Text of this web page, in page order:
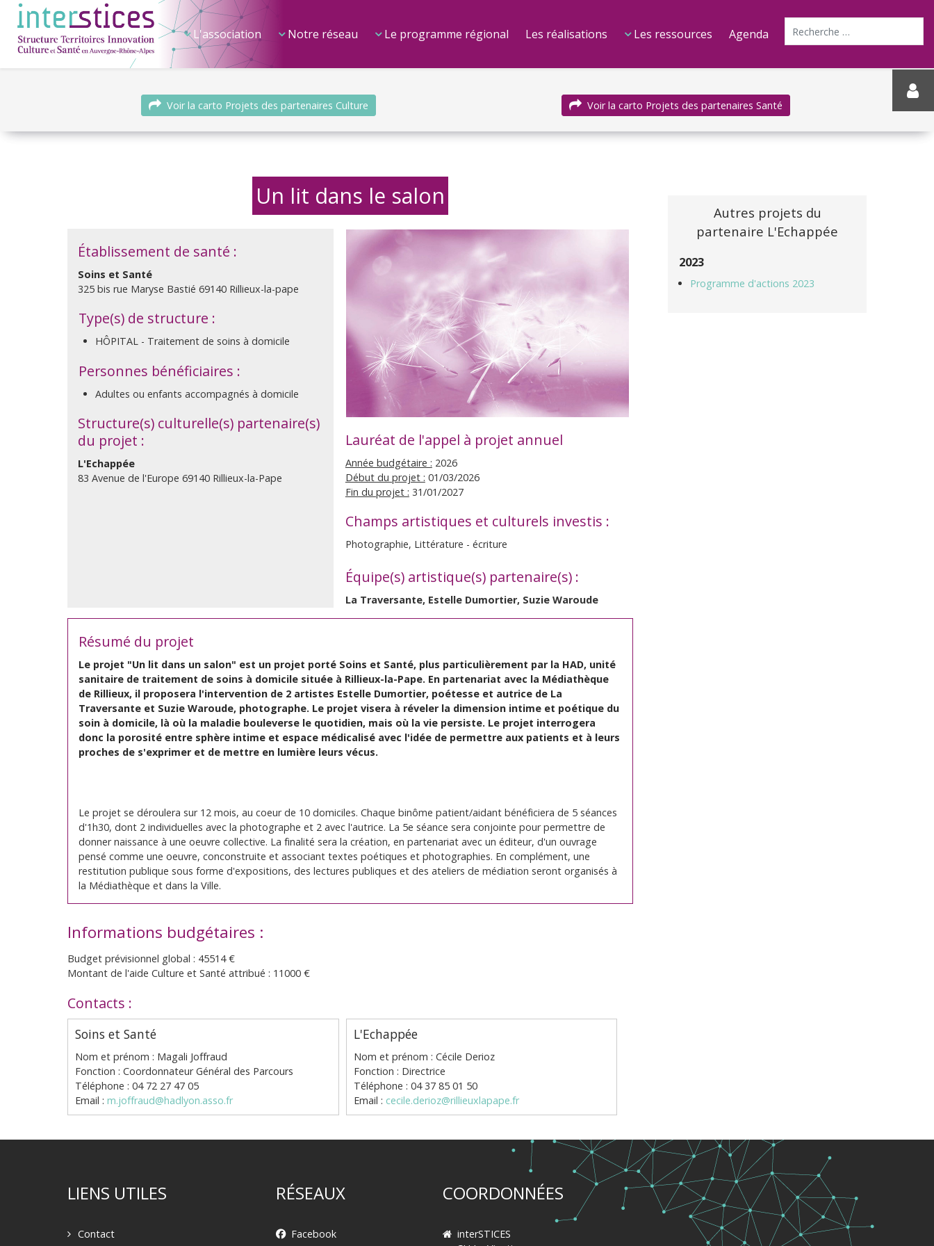
L'association Notre réseau Le programme régional Les réalisations Les ressources Agenda
Voir la carto Projets des partenaires Culture Voir la carto Projets des partenaires Santé
Un lit dans le salon
Établissement de santé :
Soins et Santé
325 bis rue Maryse Bastié 69140 Rillieux-la-pape
Type(s) de structure :
HÔPITAL - Traitement de soins à domicile
Personnes bénéficiaires :
Adultes ou enfants accompagnés à domicile
Structure(s) culturelle(s) partenaire(s)
du projet :
L'Echappée
83 Avenue de l'Europe 69140 Rillieux-la-Pape
Lauréat de l'appel à projet annuel
Année budgétaire : 2026
Début du projet : 01/03/2026
Fin du projet : 31/01/2027
Champs artistiques et culturels investis :
Photographie, Littérature - écriture
Équipe(s) artistique(s) partenaire(s) :
La Traversante, Estelle Dumortier, Suzie Waroude
Résumé du projet
Le projet "Un lit dans un salon" est un projet porté Soins et Santé, plus particulièrement par la HAD, unité
sanitaire de traitement de soins à domicile située à Rillieux-la-Pape. En partenariat avec la Médiathèque
de Rillieux, il proposera l'intervention de 2 artistes Estelle Dumortier, poétesse et autrice de La
Traversante et Suzie Waroude, photographe. Le projet visera à réveler la dimension intime et poétique du
soin à domicile, là où la maladie bouleverse le quotidien, mais où la vie persiste. Le projet interrogera
donc la porosité entre sphère intime et espace médicalisé avec l'idée de permettre aux patients et à leurs
proches de s'exprimer et de mettre en lumière leurs vécus.
Le projet se déroulera sur 12 mois, au coeur de 10 domiciles. Chaque binôme patient/aidant bénéficiera de 5 séances
d'1h30, dont 2 individuelles avec la photographe et 2 avec l'autrice. La 5e séance sera conjointe pour permettre de
donner naissance à une oeuvre collective. La finalité sera la création, en partenariat avec un éditeur, d'un ouvrage
pensé comme une oeuvre, conconstruite et associant textes poétiques et photographies. En complément, une
restitution publique sous forme d'expositions, des lectures publiques et des ateliers de médiation seront organisés à
la Médiathèque et dans la Ville.
Informations budgétaires :
Budget prévisionnel global : 45514 €
Montant de l'aide Culture et Santé attribué : 11000 €
Contacts :
Soins et Santé
Nom et prénom : Magali Joffraud
Fonction : Coordonnateur Général des Parcours
Téléphone : 04 72 27 47 05
Email : m.joffraud@hadlyon.asso.fr
L'Echappée
Nom et prénom : Cécile Derioz
Fonction : Directrice
Téléphone : 04 37 85 01 50
Email : cecile.derioz@rillieuxlapape.fr
Autres projets du
partenaire L'Echappée
2023
Programme d'actions 2023
LIENS UTILES
Contact
RÉSEAUX
Facebook
COORDONNÉES
interSTICES